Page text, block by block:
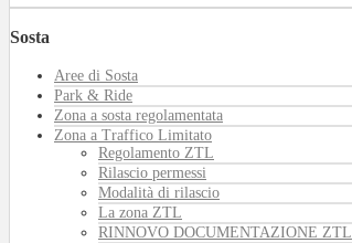
Sosta
Aree di Sosta
Park & Ride
Zona a sosta regolamentata
Zona a Traffico Limitato
Regolamento ZTL
Rilascio permessi
Modalità di rilascio
La zona ZTL
RINNOVO DOCUMENTAZIONE ZTL